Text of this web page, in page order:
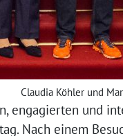
Claudia Köhler und
engagierten und
Nach einem